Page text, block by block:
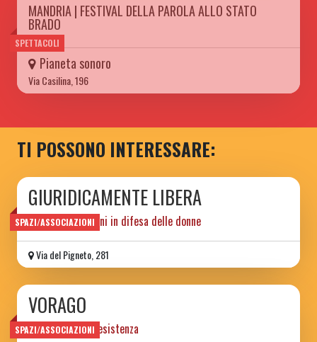
SPETTACOLI
MANDRIA | FESTIVAL DELLA PAROLA ALLO STATO
BRADO
Pianeta sonoro
Via Casilina, 196
TI POSSONO INTERESSARE:
SPAZI/ASSOCIAZIONI
GIURIDICAMENTE LIBERA
Diritti & Relazioni in difesa delle donne
Via del Pigneto, 281
SPAZI/ASSOCIAZIONI
VORAGO
Musica Arte e Resistenza